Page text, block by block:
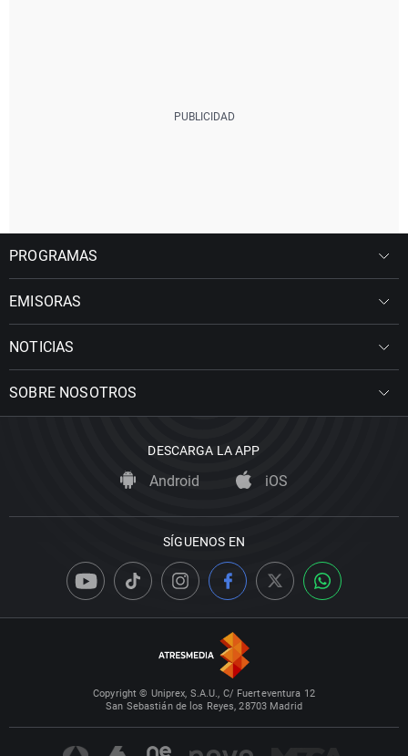
PROGRAMAS
EMISORAS
NOTICIAS
SOBRE NOSOTROS
DESCARGA LA APP
Android iOS
SÍGUENOS EN
Copyright © Uniprex, S.A.U., C/ Fuerteventura 12
San Sebastián de los Reyes, 28703 Madrid